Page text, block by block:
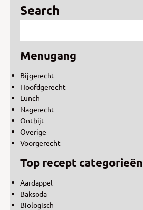
Search
Menugang
Bijgerecht
Hoofdgerecht
Lunch
Nagerecht
Ontbijt
Overige
Voorgerecht
Top recept categorieën
Aardappel
Baksoda
Biologisch